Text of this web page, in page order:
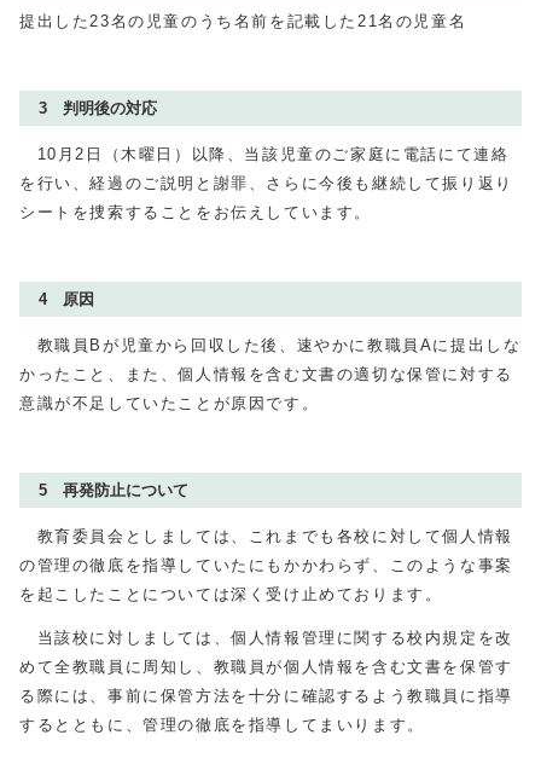
提出した23名の児童のうち名前を記載した21名の児童名
3 判明後の対応
10月2日（木曜日）以降、当該児童のご家庭に電話にて連絡
を行い、経過のご説明と謝罪、さらに今後も継続して振り返り
シートを捜索することをお伝えしています。
4 原因
教職員Bが児童から回収した後、速やかに教職員Aに提出しな
かったこと、また、個人情報を含む文書の適切な保管に対する
意識が不足していたことが原因です。
5 再発防止について
教育委員会としましては、これまでも各校に対して個人情報
の管理の徹底を指導していたにもかかわらず、このような事案
を起こしたことについては深く受け止めております。
当該校に対しましては、個人情報管理に関する校内規定を改
めて全教職員に周知し、教職員が個人情報を含む文書を保管す
る際には、事前に保管方法を十分に確認するよう教職員に指導
するとともに、管理の徹底を指導してまいります。